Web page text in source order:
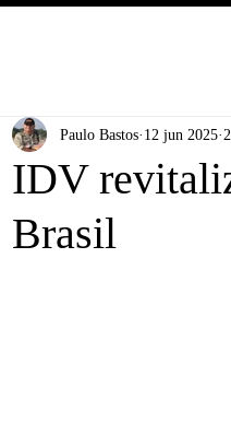
IDV
Brasil
Paulo Bastos 12 jun 2025